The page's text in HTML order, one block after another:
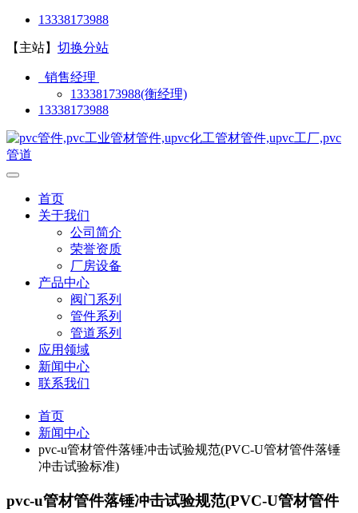
13338173988
【主站】 切换分站
销售经理
13338173988(衡经理)
13338173988
首页
关于我们
公司简介
荣誉资质
厂房设备
产品中心
阀门系列
管件系列
管道系列
应用领域
新闻中心
联系我们
首页
新闻中心
pvc-u管材管件落锤冲击试验规范(PVC-U管材管件落锤
冲击试验标准)
pvc-u管材管件落锤冲击试验规范(PVC-U管材管件